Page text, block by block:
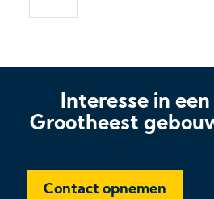
Interesse in
Grootheest
Contact opnemen